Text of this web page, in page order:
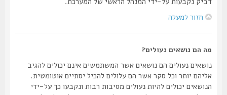
חזור למעלה
מה הם נושאים נעולים?
נושאים נעולים הם נושאים אשר המשתמשים אינם יכולים להגיב
אליהם יותר וכל סקר אשר הם עלולים להכיל יסתיים אוטומטית.
הנושאים יכולים להיות נעולים מסיבות רבות ונקבעו כך על-ידי